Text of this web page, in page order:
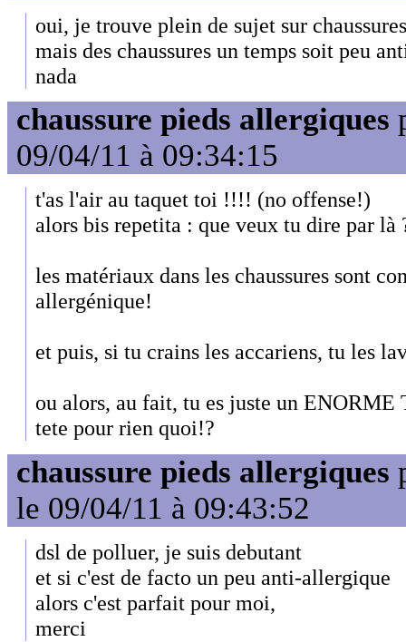
oui, je trouve plein de sujet sur
mais des chaussures un temps soit peu
nada
chaussure pieds allergiques
09/04/11 à 09:34:15
t'as l'air au taquet toi !!!! (no offense!)
alors bis repetita : que veux tu dire par là
les matériaux dans les chaussures sont
allergénique!
et puis, si tu crains les accariens, tu les
ou alors, au fait, tu es juste un
tete pour rien quoi!?
chaussure pieds allergiques
le 09/04/11 à 09:43:52
dsl de polluer, je suis debutant
et si c'est de facto un peu anti-allergique
alors c'est parfait pour moi,
merci